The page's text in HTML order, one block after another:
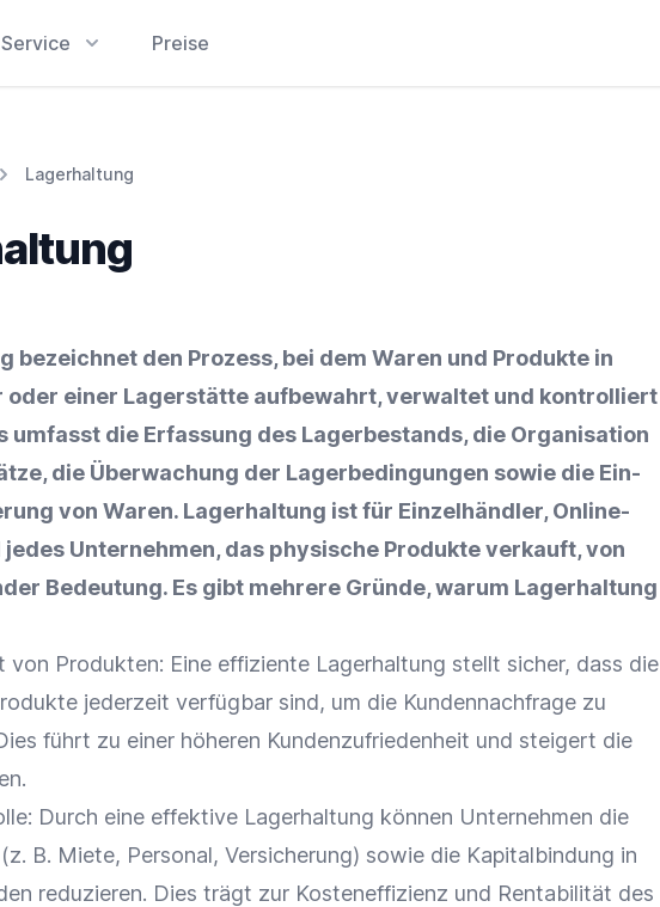
Preise
Lagerhaltung
bezeichnet den Prozess, bei dem Waren und Produkte in
oder einer Lagerstätte aufbewahrt, verwaltet und kontrolliert
umfasst die Erfassung des Lagerbestands, die Organisation
die Überwachung der Lagerbedingungen sowie die Ein-
von Waren. Lagerhaltung ist für Einzelhändler,Online-
jedes Unternehmen, das physische Produkte verkauft, von
Bedeutung. Es gibt mehrere Gründe, warum Lagerhaltung
von Produkten: Eine effiziente Lagerhaltung stellt sicher, dass die
jederzeit verfügbar sind, um die Kundennachfrage zu
führt zu einer höheren Kundenzufriedenheit und steigert die
.
Durch eine effektive Lagerhaltung können Unternehmen die
(z. B. Miete, Personal, Versicherung) sowie die Kapitalbindung in
reduzieren. Dies trägt zur Kosteneffizienz und Rentabilität des